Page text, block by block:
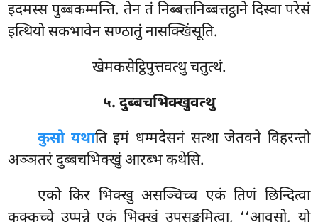
इदमस्स पुब्बकम्मन्ति. तेन तं निब्बत्तनिब्बत्तट्ठाने दिस्वा परेसं
इत्थियो सकभावेन सण्ठातुं नासक्खिंसूति.
खेमकसेट्ठिपुत्तवत्थु चतुत्थं.
५. दुब्बचभिक्खुवत्थु
कुसो यथाति इमं धम्मदेसनं सत्था जेतवने विहरन्तो
अञ्ञतरं दुब्बचभिक्खुं आरब्भ कथेसि.
एको किर भिक्खु असञ्चिच्च एकं तिणं छिन्दित्वा